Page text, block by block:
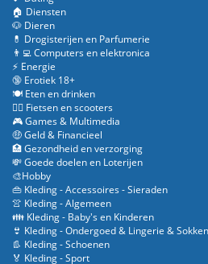
🏠 Diensten
🐶 Dieren
💊 Drogisterijen en Parfumerie
👨‍💻 Computers en elektronica
⚡ Energie
🔞 Erotiek 18+
🍽️ Eten en drinken
🚴‍♂️ Fietsen en scooters
🎮 Games & Multimedia
🤑 Geld & Financieel
🏥 Gezondheid en verzorging
💸 Goede doelen en Loterijen
🎨Hobby
👜 Kleding - Accessoires - Sieraden
👚 Kleding - Algemeen
👪 Kleding - Baby's en Kinderen
👙 Kleding - Ondergoed & Lingerie & Sokken
👢 Kleding - Schoenen
🏅 Kleding - Sport